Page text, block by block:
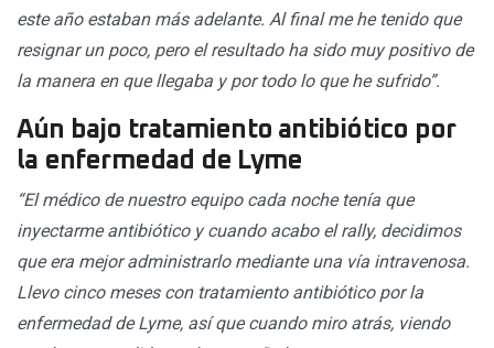
este año estaban más adelante. Al final me he tenido que
resignar un poco, pero el resultado ha sido muy positivo de
la manera en que llegaba y por todo lo que he sufrido”.
Aún bajo tratamiento antibiótico por
la enfermedad de Lyme
“El médico de nuestro equipo cada noche tenía que
inyectarme antibiótico y cuando acabo el rally, decidimos
que era mejor administrarlo mediante una vía intravenosa.
Llevo cinco meses con tratamiento antibiótico por la
enfermedad de Lyme, así que cuando miro atrás, viendo